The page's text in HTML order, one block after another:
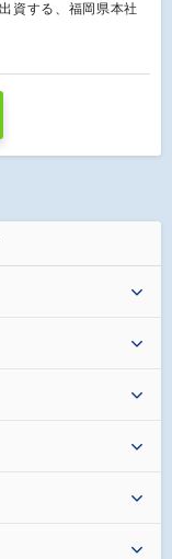
資する、福岡県本社